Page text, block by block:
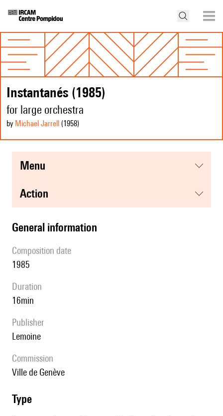
Instantanés (1985)
for large orchestra
by Michael Jarrell (1958)
menu
action
general information
composition date
1985
duration
16min
publisher
Lemoine
Commission
Ville de Genève
type